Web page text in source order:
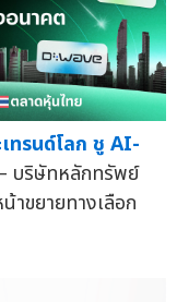
ทรนด์โลก ชู AI-
บริษัทหลักทรัพย์
าขยายทางเลือก